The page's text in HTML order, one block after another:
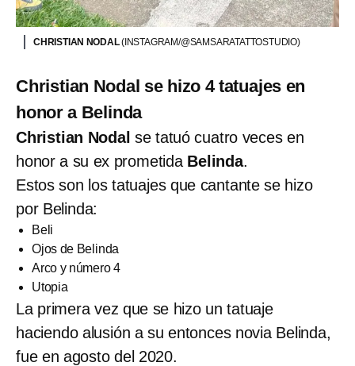
CHRISTIAN NODAL(INSTAGRAM/@SAMSARATATTOSTUDIO)
Christian Nodal se hizo 4 tatuajes en
honor a Belinda
Christian Nodal se tatuó cuatro veces en
honor a su ex prometida Belinda.
Estos son los tatuajes que cantante se hizo
por Belinda:
Beli
Ojos de Belinda
Arco y número 4
Utopia
La primera vez que se hizo un tatuaje
haciendo alusión a su entonces novia Belinda,
fue en agosto del 2020.